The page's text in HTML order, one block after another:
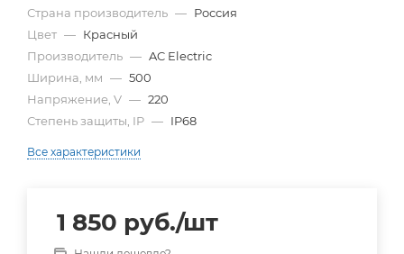
Страна производитель — Россия
Цвет — Красный
Производитель — AC Electric
Ширина, мм — 500
Напряжение, V — 220
Степень защиты, IP — IP68
Все характеристики
1 850 руб./шт